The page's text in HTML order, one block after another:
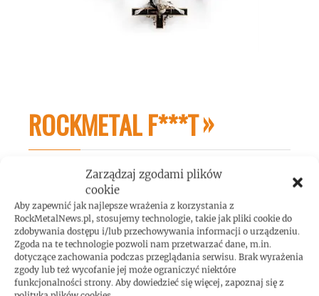
Zarządzaj zgodami plików
cookie
Aby zapewnić jak najlepsze wrażenia z korzystania z
RockMetalNews.pl, stosujemy technologie, takie jak pliki cookie do
zdobywania dostępu i/lub przechowywania informacji o urządzeniu.
Zgoda na te technologie pozwoli nam przetwarzać dane, m.in.
dotyczące zachowania podczas przeglądania serwisu. Brak wyrażenia
zgody lub też wycofanie jej może ograniczyć niektóre
funkcjonalności strony. Aby dowiedzieć się więcej, zapoznaj się z
ROCKMETAL F***T